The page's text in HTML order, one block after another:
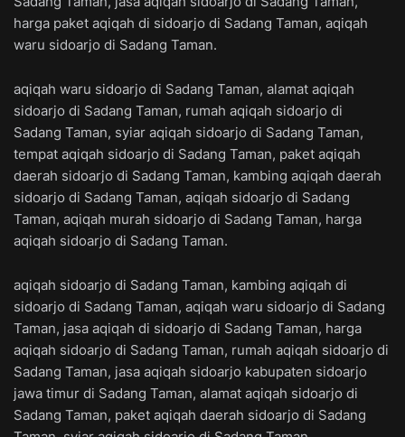
harga paket aqiqah di sidoarjo di Sadang Taman, aqiqah
waru sidoarjo di Sadang Taman.
aqiqah waru sidoarjo di Sadang Taman, alamat aqiqah
sidoarjo di Sadang Taman, rumah aqiqah sidoarjo di
Sadang Taman, syiar aqiqah sidoarjo di Sadang Taman,
tempat aqiqah sidoarjo di Sadang Taman, paket aqiqah
daerah sidoarjo di Sadang Taman, kambing aqiqah daerah
sidoarjo di Sadang Taman, aqiqah sidoarjo di Sadang
Taman, aqiqah murah sidoarjo di Sadang Taman, harga
aqiqah sidoarjo di Sadang Taman.
aqiqah sidoarjo di Sadang Taman, kambing aqiqah di
sidoarjo di Sadang Taman, aqiqah waru sidoarjo di Sadang
Taman, jasa aqiqah di sidoarjo di Sadang Taman, harga
aqiqah sidoarjo di Sadang Taman, rumah aqiqah sidoarjo di
Sadang Taman, jasa aqiqah sidoarjo kabupaten sidoarjo
jawa timur di Sadang Taman, alamat aqiqah sidoarjo di
Sadang Taman, paket aqiqah daerah sidoarjo di Sadang